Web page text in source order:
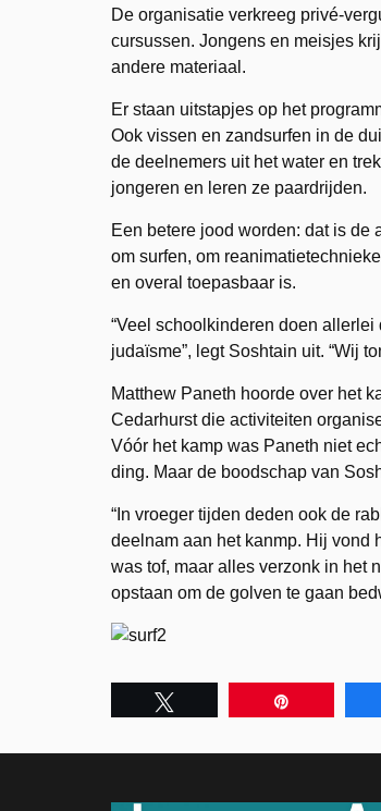
De organisatie verkreeg privé-
cursussen. Jongens en meisjes
andere materiaal.
Er staan uitstapjes op het
Ook vissen en zandsurfen in de
de deelnemers uit het water en
jongeren en leren ze paardrijden.
Een betere jood worden: dat is de
om surfen, om
en overal toepasbaar is.
“Veel schoolkinderen doen
judaïsme”, legt Soshtain uit. “Wij
Matthew Paneth hoorde over het
Cedarhurst die activiteiten
Vóór het kamp was Paneth niet
ding. Maar de boodschap van
“In vroeger tijden deden ook de
deelnam aan het kanmp. Hij vond
was tof, maar alles verzonk in het
opstaan om de golven te gaan